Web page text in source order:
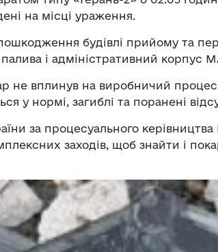
на місці ураження.
будівлі прийому та
і адміністративний корпус
не вплинув на виробничий
у нормі, загиблі та поранені
за процесуального керівництва
заходів, щоб знайти і